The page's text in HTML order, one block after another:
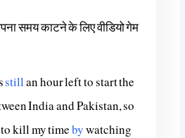
समय काटने के लिए वीडियो गेम
stillan hour left to start the
India and Pakistan, so
kill my timebywatching